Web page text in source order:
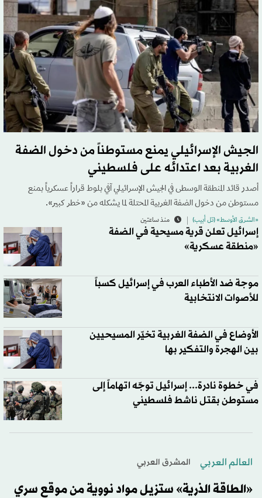
الجيش الإسرائيلي يمنع مستوطناً من دخول الضفة
الغربية بعد اعتدائه على فلسطيني
أصدر قائد المنطقة الوسطى في الجيش الإسرائيلي آفي بلوط قراراً عسكرياً بمنع
مستوطن من دخول الضفة الغربية المحتلة لما يشكله من «خطر كبير».
«الشرق الأوسط» (تل أبيب) منذ ساعتين
إسرائيل تعلن قرية مسيحية في الضفة
«منطقة عسكرية»
موجة ضد الأطباء العرب في إسرائيل كسباً
للأصوات الانتخابية
الأوضاع في الضفة الغربية تخيّر المسيحيين
بين الهجرة والتفكير بها
في خطوة نادرة... إسرائيل توجّه اتهاماً إلى
مستوطن بقتل ناشط فلسطيني
العالم العربي المشرق العربي
«الطاقة الذرية» ستزيل مواد نووية من موقع سري